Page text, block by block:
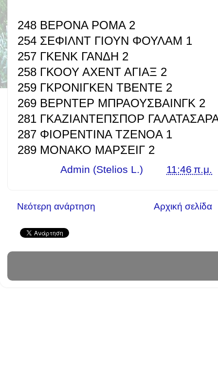
248 ΒΕΡΟΝΑ ΡΟΜΑ 2
254 ΣΕΦΙΛΝΤ ΓΙΟΥΝ ΦΟΥΛΑΜ 1
257 ΓΚΕΝΚ ΓΑΝΔΗ 2
258 ΓΚΟΟΥ ΑΧΕΝΤ ΑΓΙΑΞ 2
259 ΓΚΡΟΝΙΓΚΕΝ ΤΒΕΝΤΕ 2
269 ΒΕΡΝΤΕΡ ΜΠΡΑΟΥΣΒΑΙΝΓΚ 2
281 ΓΚΑΖΙΑΝΤΕΠΣΠΟΡ
287 ΦΙΟΡΕΝΤΙΝΑ ΤΖΕΝΟΑ 1
289 ΜΟΝΑΚΟ ΜΑΡΣΕΙΓ 2
Admin (Stelios L.) 11:46 π.μ.
Νεότερη ανάρτηση Αρχική σελίδα